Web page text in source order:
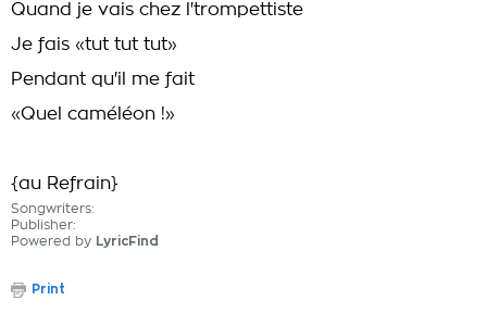
Quand je vais chez l'trompettiste
Je fais «tut tut tut»
Pendant qu'il me fait
«Quel caméléon !»
{au Refrain}
Songwriters:
Publisher:
Powered by LyricFind
Print